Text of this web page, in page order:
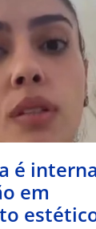
é
em